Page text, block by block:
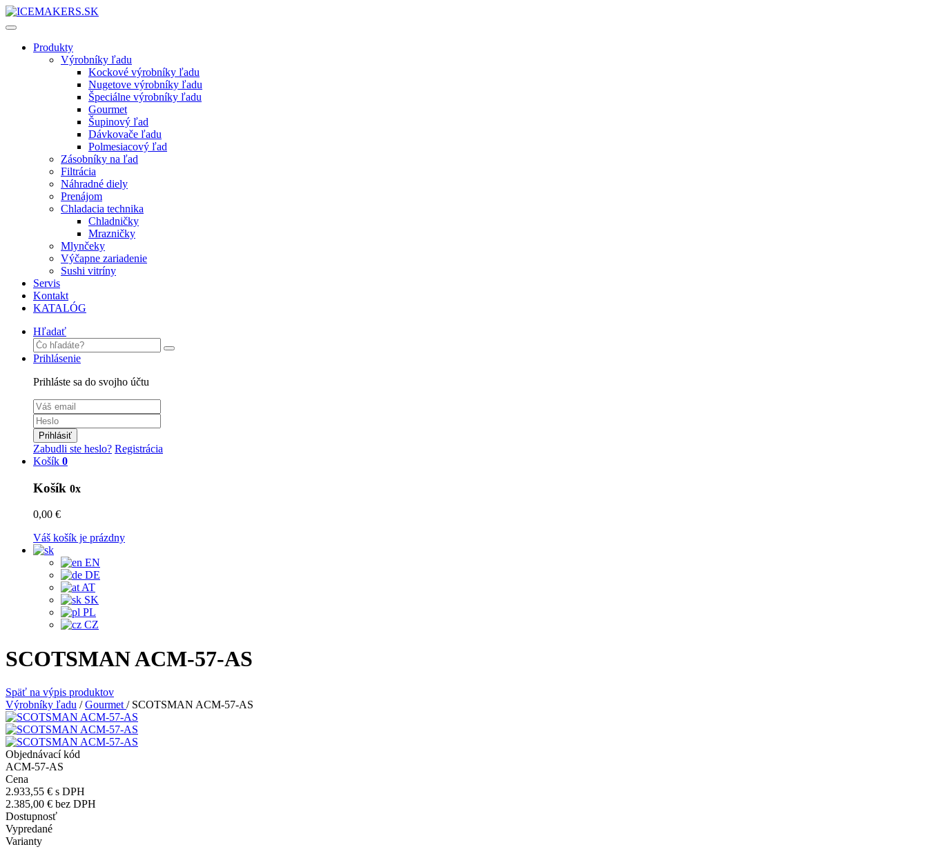
Produkty
Výrobníky ľadu
Kockové výrobníky ľadu
Nugetove výrobníky ľadu
Špeciálne výrobníky ľadu
Gourmet
Šupinový ľad
Dávkovače ľadu
Polmesiacový ľad
Zásobníky na ľad
Filtrácia
Náhradné diely
Prenájom
Chladacia technika
Chladničky
Mrazničky
Mlynčeky
Výčapne zariadenie
Sushi vitríny
Servis
Kontakt
KATALÓG
Hľadať
Prihlásenie
Prihláste sa do svojho účtu
Prihlásiť
Zabudli ste heslo? Registrácia
Košík 0
Košík 0x
0,00 €
Váš košík je prázdny
EN
DE
AT
SK
PL
CZ
SCOTSMAN ACM-57-AS
Späť na výpis produktov
Výrobníky ľadu /Gourmet / SCOTSMAN ACM-57-AS
Objednávací kód
ACM-57-AS
Cena
2.933,55 € s DPH
2.385,00 € bez DPH
Dostupnosť
Vypredané
Varianty